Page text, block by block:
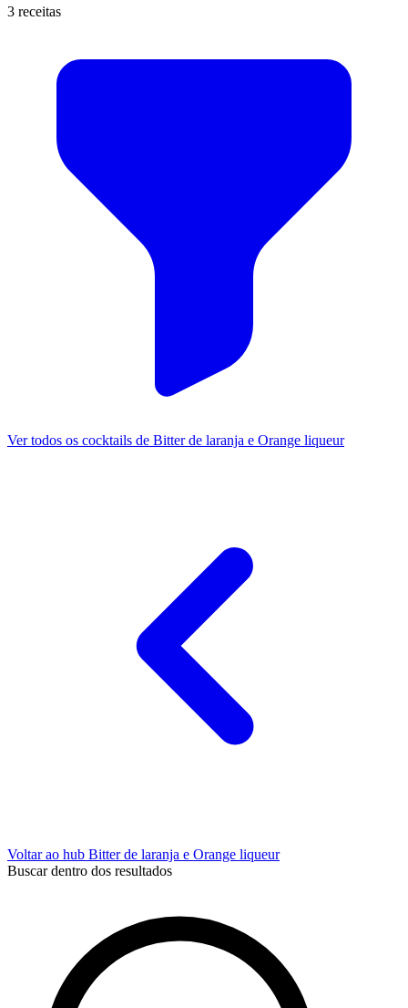
3 receitas
Ver todos os cocktails de Bitter de laranja e Orange liqueur
Voltar ao hub Bitter de laranja e Orange liqueur
Buscar dentro dos resultados